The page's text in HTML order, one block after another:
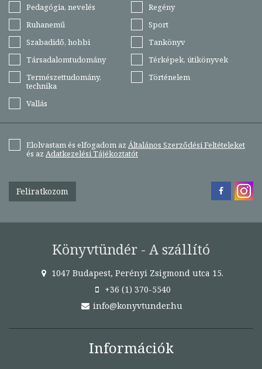
Pedagógia, nevelés
Regény
Ruhanemű
Sport
Szabadidő, hobbi
Tankönyv
Társadalomtudomány
Térképek, útikönyvek
Természettudomány,
technika
Történelem
Vallás
Elolvastam és elfogadom az Általános Szerződési Feltételeket
és az Adatkezelési Tájékoztatót
Feliratkozom
Könyvtündér - A szállító
1047 Budapest, Perényi Zsigmond utca 15.
+36 (1) 370-5540
info@konyvtunder.hu
Információk